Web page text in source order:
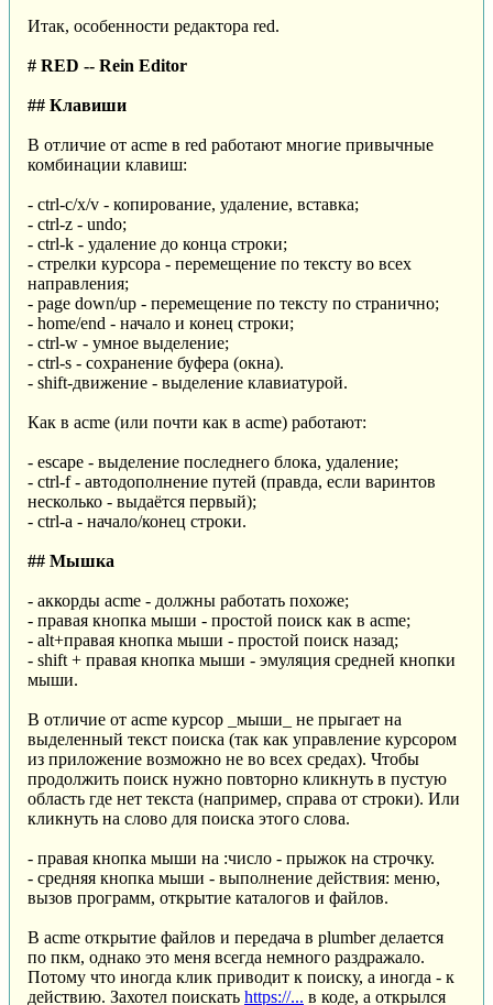
Итак, особенности редактора red.
# RED -- Rein Editor
## Клавиши
В отличие от acme в red работают многие привычные
комбинации клавиш:
- ctrl-c/x/v - копирование, удаление, вставка;
- ctrl-z - undo;
- ctrl-k - удаление до конца строки;
- стрелки курсора - перемещение по тексту во всех
направления;
- page down/up - перемещение по тексту по странично;
- home/end - начало и конец строки;
- ctrl-w - умное выделение;
- ctrl-s - сохранение буфера (окна).
- shift-движение - выделение клавиатурой.
Как в acme (или почти как в acme) работают:
- escape - выделение последнего блока, удаление;
- ctrl-f - автодополнение путей (правда, если варинтов
несколько - выдаётся первый);
- ctrl-a - начало/конец строки.
## Мышка
- аккорды acme - должны работать похоже;
- правая кнопка мыши - простой поиск как в acme;
- alt+правая кнопка мыши - простой поиск назад;
- shift + правая кнопка мыши - эмуляция средней кнопки
мыши.
В отличие от acme курсор _мыши_ не прыгает на
выделенный текст поиска (так как управление курсором
из приложение возможно не во всех средах). Чтобы
продолжить поиск нужно повторно кликнуть в пустую
область где нет текста (например, справа от строки). Или
кликнуть на слово для поиска этого слова.
- правая кнопка мыши на :число - прыжок на строчку.
- средняя кнопка мыши - выполнение действия: меню,
вызов программ, открытие каталогов и файлов.
В acme открытие файлов и передача в plumber делается
по пкм, однако это меня всегда немного раздражало.
Потому что иногда клик приводит к поиску, а иногда - к
действию. Захотел поискать https://... в коде, а открылся